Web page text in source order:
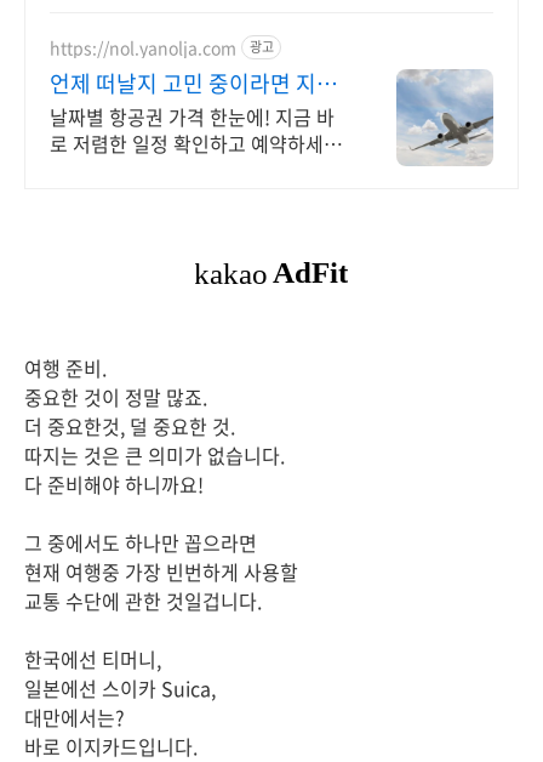
https://nol.yanolja.com 광고
언제 떠날지 고민 중이라면 지금
인기 해외노선 특가
날짜별 항공권 가격 한눈에! 지금 바
로 저렴한 일정 확인하고 예약하세요!
여행 준비.
중요한 것이 정말 많죠.
더 중요한것, 덜 중요한 것.
따지는 것은 큰 의미가 없습니다.
다 준비해야 하니까요!
그 중에서도 하나만 꼽으라면
현재 여행중 가장 빈번하게 사용할
교통 수단에 관한 것일겁니다.
한국에선 티머니,
일본에선 스이카 Suica,
대만에서는?
바로 이지카드입니다.